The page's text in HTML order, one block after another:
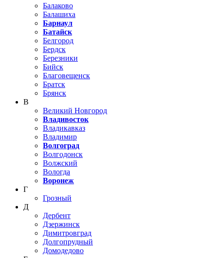
Балаково
Балашиха
Барнаул
Батайск
Белгород
Бердск
Березники
Бийск
Благовещенск
Братск
Брянск
В
Великий Новгород
Владивосток
Владикавказ
Владимир
Волгоград
Волгодонск
Волжский
Вологда
Воронеж
Г
Грозный
Д
Дербент
Дзержинск
Димитровград
Долгопрудный
Домодедово